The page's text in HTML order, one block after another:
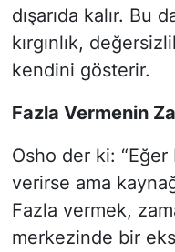
dışarıda kalır. Bu
kırgınlık,
kendini gösterir.
Fazla Vermenin
Osho der ki:
verirse ama
Fazla vermek,
merkezinde bir